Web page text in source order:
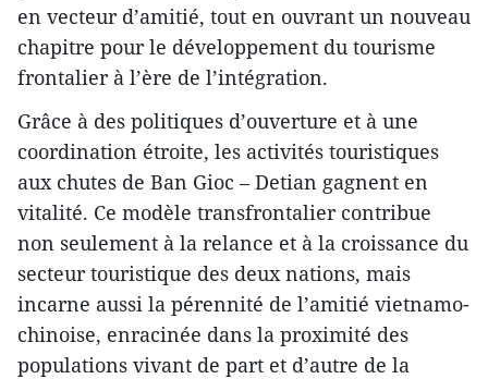
en vecteur d’amitié, tout en ouvrant un nouveau
chapitre pour le développement du tourisme
frontalier à l’ère de l’intégration.
Grâce à des politiques d’ouverture et à une
coordination étroite, les activités touristiques
aux chutes de Ban Gioc – Detian gagnent en
vitalité. Ce modèle transfrontalier contribue
non seulement à la relance et à la croissance du
secteur touristique des deux nations, mais
incarne aussi la pérennité de l’amitié vietnamo-
chinoise, enracinée dans la proximité des
populations vivant de part et d’autre de la